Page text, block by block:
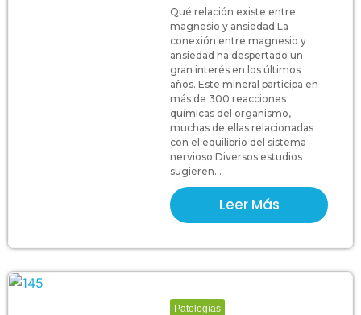
Qué relación existe entre
magnesio y ansiedad La
conexión entre magnesio y
ansiedad ha despertado un
gran interés en los últimos
años. Este mineral participa en
más de 300 reacciones
químicas del organismo,
muchas de ellas relacionadas
con el equilibrio del sistema
nervioso.Diversos estudios
sugieren...
Leer Más
Patologías